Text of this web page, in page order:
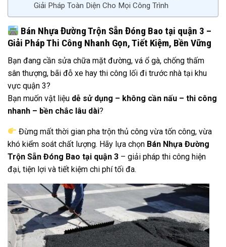
Giải Pháp Toàn Diện Cho Mọi Công Trình
Bán Nhựa Đường Trộn Sẵn Đóng Bao tại quận 3 –
Giải Pháp Thi Công Nhanh Gọn, Tiết Kiệm, Bền Vững
Bạn đang cần sửa chữa mặt đường, vá ổ gà, chống thấm
sân thượng, bãi đỗ xe hay thi công lối đi trước nhà tại khu
vực quận 3?
Bạn muốn vật liệu dễ sử dụng – không cần nấu – thi công
nhanh – bền chắc lâu dài?
Đừng mất thời gian pha trộn thủ công vừa tốn công, vừa
khó kiểm soát chất lượng. Hãy lựa chọn Bán Nhựa Đường
Trộn Sẵn Đóng Bao tại quận 3 – giải pháp thi công hiện
đại, tiện lợi và tiết kiệm chi phí tối đa.